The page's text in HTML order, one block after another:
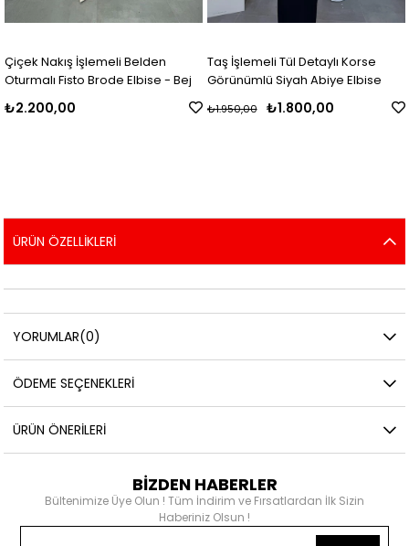
- Bej
Taş İşlemeli Tül Detaylı Korse
Görünümlü Siyah Abiye Elbise
₺1.950,00
Etek Ucu Asimetrik Kesim
Elbise
₺1.850,00
ÜRÜN ÖZELLIKLERI
YORUMLAR(0)
ÖDEME SEÇENEKLERI
ÜRÜN ÖNERILERI
BİZDEN HABERLER
Bültenimize Üye Olun ! Tüm İndirim ve Fırsatlardan İlk Sizin
Haberiniz Olsun !